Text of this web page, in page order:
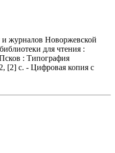
и журналов Новоржевской
для чтения :
: Типография
[2] с. - Цифровая копия с